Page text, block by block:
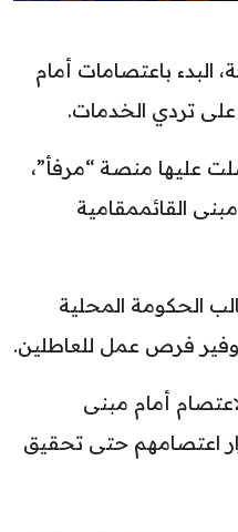
البدء باعتصامات أمام
على تردي الخدمات.
عليها منصة “مرفأ”،
القائممقامية
الحكومة المحلية
فرص عمل للعاطلين.
أمام مبنى
اعتصامهم حتى تحقيق